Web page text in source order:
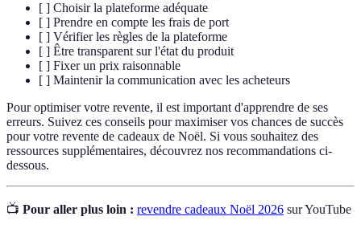
[ ] Choisir la plateforme adéquate
[ ] Prendre en compte les frais de port
[ ] Vérifier les règles de la plateforme
[ ] Être transparent sur l'état du produit
[ ] Fixer un prix raisonnable
[ ] Maintenir la communication avec les acheteurs
Pour optimiser votre revente, il est important d'apprendre de ses
erreurs. Suivez ces conseils pour maximiser vos chances de succès
pour votre revente de cadeaux de Noël. Si vous souhaitez des
ressources supplémentaires, découvrez nos recommandations ci-
dessous.
📺 Pour aller plus loin : revendre cadeaux Noël 2026 sur YouTube